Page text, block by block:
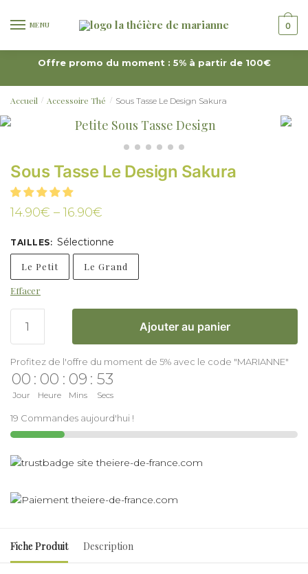
MENU 0
Offre promo du moment : 5% à partir de 100€
Accueil / Accessoire Thé / Sous Tasse Le Design Sakura
Sous Tasse Le Design Sakura
14.90€ – 16.90€
TAILLES: Sélectionne
Le Petit Le Grand
Effacer
Ajouter au panier
Profitez de l'offre du moment de 5% avec le code "MARIANNE"
00
Jour
: 00
Heure
: 09
Mins
: 53
Secs
19 Commandes aujourd'hui !
Fiche Produit Description